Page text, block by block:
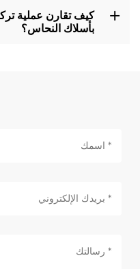
كيف تقارن عملية
بأسلاك النحاس؟